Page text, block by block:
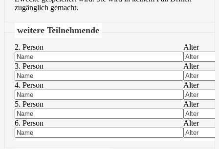
zugänglich gemacht.
weitere Teilnehmende
2. Person Alter
3. Person Alter
4. Person Alter
5. Person Alter
6. Person Alter